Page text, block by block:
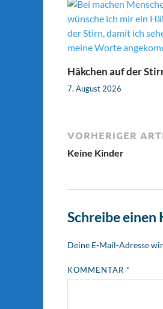
Häkchen auf der
7. August 2026
VORHERIGER
Keine Kinder
Schreibe einen
Deine E-Mail-Adresse
KOMMENTAR*